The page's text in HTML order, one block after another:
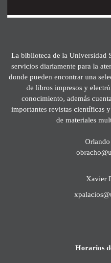
La biblioteca de la Universidad
servicios diariamente para la
donde pueden encontrar una
de libros impresos y
conocimiento, además
importantes revistas científicas
de materiales
Xavier
Horarios